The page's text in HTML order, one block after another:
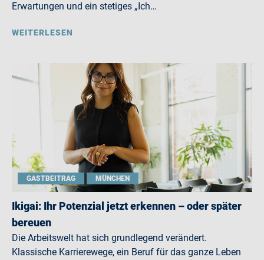
Erwartungen und ein stetiges „Ich…
WEITERLESEN
GASTBEITRAG MÜNCHEN
Ikigai: Ihr Potenzial jetzt erkennen – oder später
bereuen
Die Arbeitswelt hat sich grundlegend verändert.
Klassische Karrierewege, ein Beruf für das ganze Leben